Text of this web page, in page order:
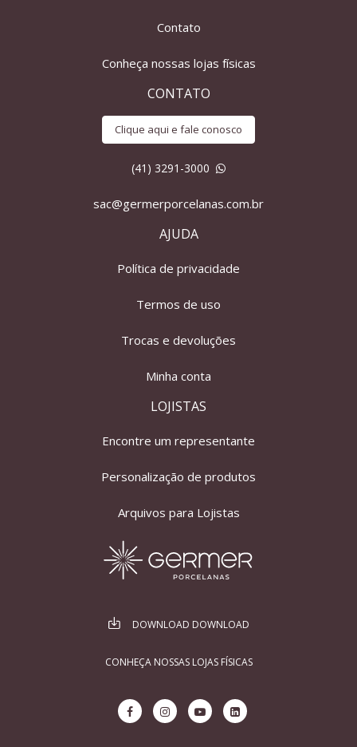
Contato
Conheça nossas lojas físicas
CONTATO
Clique aqui e fale conosco
(41) 3291-3000
sac@germerporcelanas.com.br
AJUDA
Política de privacidade
Termos de uso
Trocas e devoluções
Minha conta
LOJISTAS
Encontre um representante
Personalização de produtos
Arquivos para Lojistas
DOWNLOAD DOWNLOAD
CONHEÇA NOSSAS LOJAS FÍSICAS